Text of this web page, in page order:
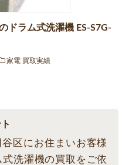
ドラム式洗濯機 ES-S7G-
家電 買取実績
区にお住まいお客様
洗濯機の買取をご依